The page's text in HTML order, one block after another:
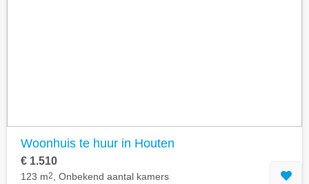
Woonhuis te huur in Houten
€ 1.510
123 m2 , Onbekend aantal kamers